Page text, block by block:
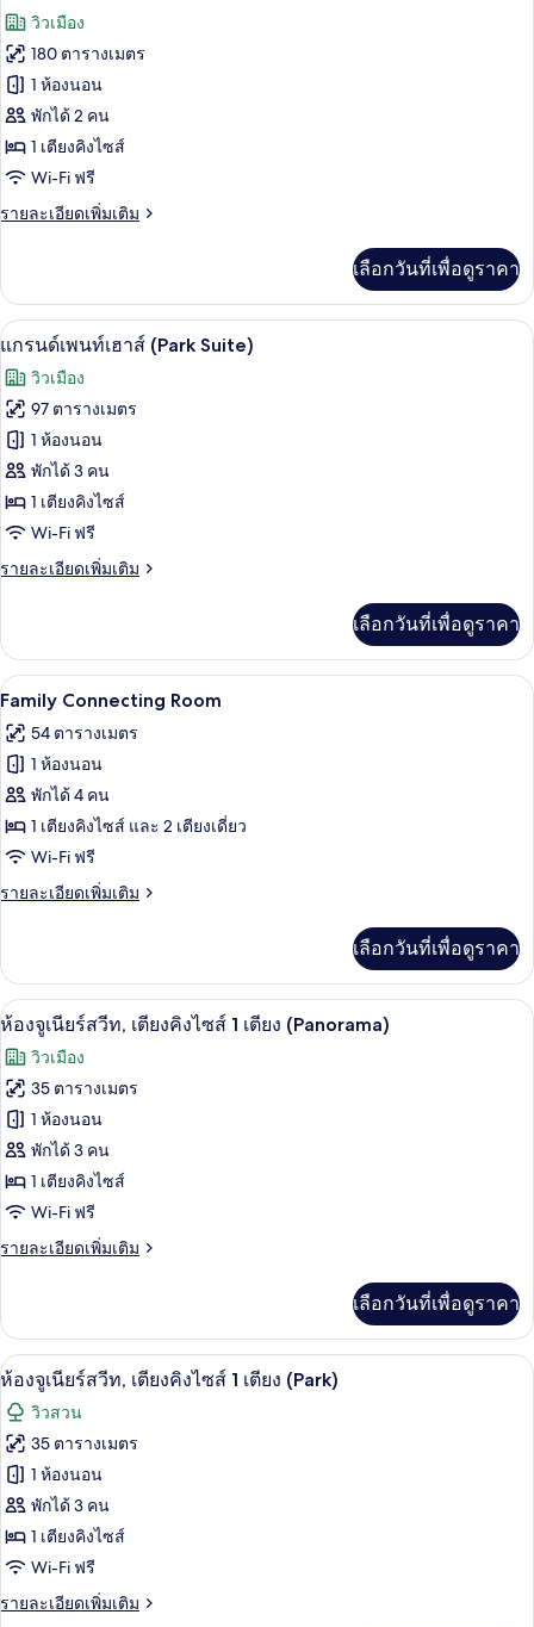
Park,
Lounge
Access)
ท,
เตียง
คิง
ไซส์
เตียง
(Grand
Park,
Access)
ภาพถ่าย
ทั้งหมด
ของ
ห้อง
เพรส
ซิ
เดน
ล
สวีท
วิวเมือง
180 ตารางเมตร
1 ห้องนอน
พักได้ 2 คน
1 เตียงคิงไซส์
Wi-Fi ฟรี
รายละเอียดเพิ่มเติม
ราย
เกี่ยว
กับ
ห้อง
ซิ
เดน
เชีย
ล
สวี
ท
เลือกวันที่เพื่อดูราคา
เปิด
ภาพถ่าย
ทั้งหมด
ของ
แก
รนด์
เพ
นท์
ส์
(Park
Suite)
แกรนด์เพนท์เฮาส์ (Park Suite) | บริเ
9
แกรนด์เพนท์เฮาส์ (Park Suite)
วิวเมือง
97 ตารางเมตร
1 ห้องนอน
พักได้ 3 คน
1 เตียงคิงไซส์
Wi-Fi ฟรี
รายละเอียดเพิ่มเติม
ราย
เกี่ยว
กับ
แก
เพ
นท์
ส์
(Park
Suite)
เลือกวันที่เพื่อดูราคา
เปิด
ภาพถ่าย
ทั้งหมด
ของ
Family
Connecting
Room
Family Connecting Room | เครื่อง
11
Family Connecting Room
54 ตารางเมตร
1 ห้องนอน
พักได้ 4 คน
1 เตียงคิงไซส์ และ 2 เตียงเดี่ยว
Wi-Fi ฟรี
รายละเอียดเพิ่มเติม
ราย
เกี่ยว
กับ
Family
Connecting
Room
เลือกวันที่เพื่อดูราคา
เปิด
ภาพถ่าย
ทั้งหมด
ของ
ห้อง
จู
เนียร์
สวีท,
คิง
ไซส์
1
เตียง
(Panorama)
ทีวีจอแอลซีดี 47 นิ้ว พร้อมช่องดิจิตอล,
10
ห้องจูเนียร์สวีท, เตียงคิงไซส์ 1 เตียง (Panorama)
วิวเมือง
35 ตารางเมตร
1 ห้องนอน
พักได้ 3 คน
1 เตียงคิงไซส์
Wi-Fi ฟรี
รายละเอียดเพิ่มเติม
ราย
เกี่ยว
กับ
ห้อง
เนียร์
สวี
ท,
เตียง
คิง
ไซส์
เตียง
เลือกวันที่เพื่อดูราคา
เปิด
ภาพถ่าย
ทั้งหมด
ของ
ห้อง
จู
เนียร์
สวีท,
ห้องจูเนียร์สวีท, เตียงคิงไซส์ 1 เตียง
10
ห้องจูเนียร์สวีท, เตียงคิงไซส์ 1 เตียง (Park)
วิวสวน
35 ตารางเมตร
1 ห้องนอน
พักได้ 3 คน
1 เตียงคิงไซส์
Wi-Fi ฟรี
รายละเอียดเพิ่มเติม
ราย